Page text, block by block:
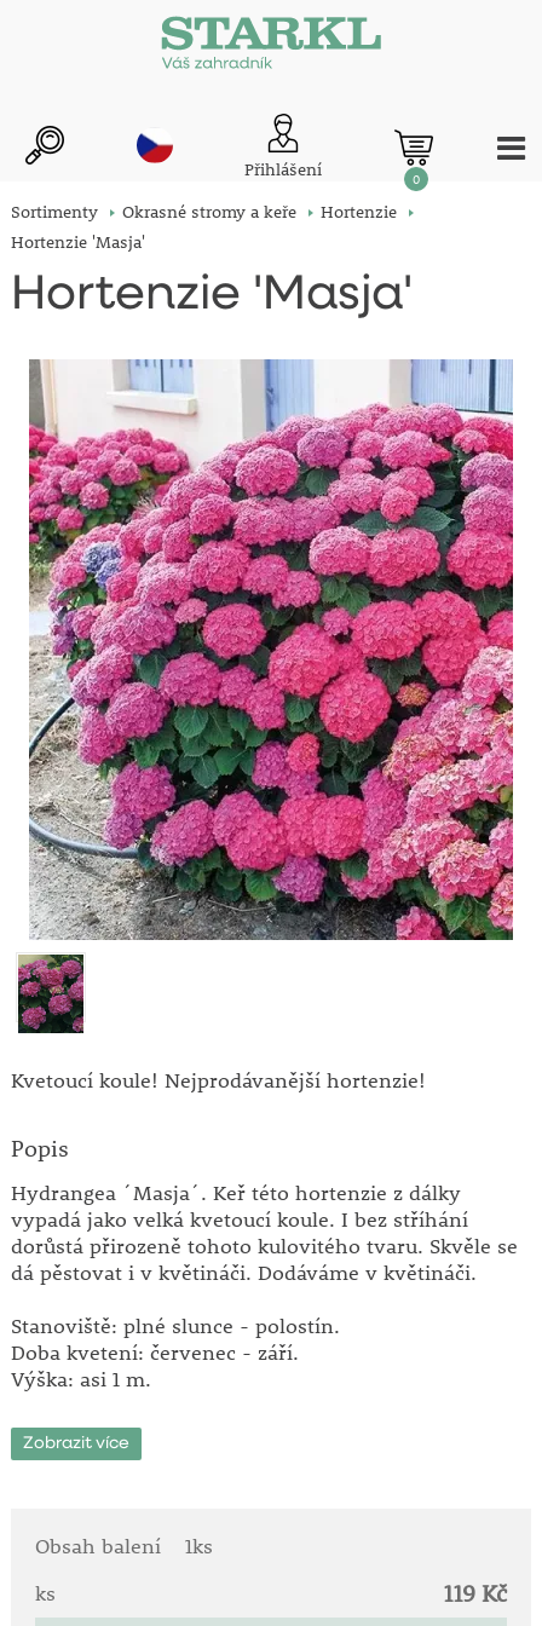
Přihlášení 0
Sortimenty Okrasné stromy a keře
Hortenzie
Hortenzie 'Masja'
Hortenzie 'Masja'
Kvetoucí koule! Nejprodávanější hortenzie!
Popis
Hydrangea ´Masja´. Keř této hortenzie z dálky
vypadá jako velká kvetoucí koule. I bez stříhání
dorůstá přirozeně tohoto kulovitého tvaru. Skvěle se
dá pěstovat i v květináči. Dodáváme v květináči.
Stanoviště: plné slunce - polostín.
Doba kvetení: červenec - září.
Výška: asi 1 m.
Hortenzie - hydrangea
popínavé rostliny s nápadnými květenstvími. Tyto
rostou na chráněném stanovišti v polostínu, ale
dobře se daří hortenziím v živné, hluboké, humózní a
svěží půdě. V zahradě potřebují tyto keře místo
Zobrazit více
Obsah balení
1ks
ks
119 Kč